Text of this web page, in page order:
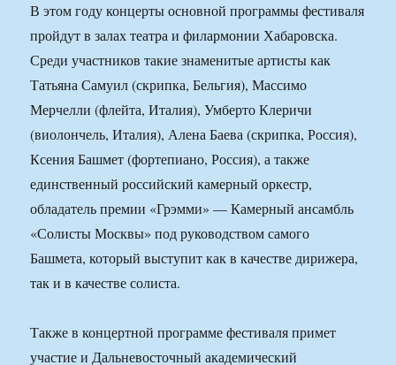
В этом году концерты основной программы фестиваля
пройдут в залах театра и филармонии Хабаровска.
Среди участников такие знаменитые артисты как
Татьяна Самуил (скрипка, Бельгия), Массимо
Мерчелли (флейта, Италия), Умберто Клеричи
(виолончель, Италия), Алена Баева (скрипка, Россия),
Ксения Башмет (фортепиано, Россия), а также
единственный российский камерный оркестр,
обладатель премии «Грэмми» — Камерный ансамбль
«Солисты Москвы» под руководством самого
Башмета, который выступит как в качестве дирижера,
так и в качестве солиста.
Также в концертной программе фестиваля примет
участие и Дальневосточный академический